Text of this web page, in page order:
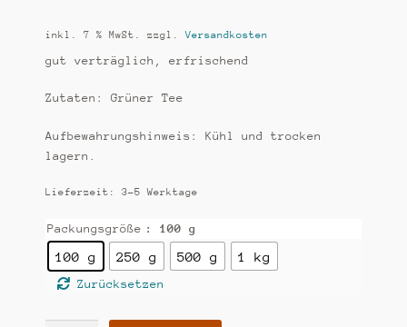
inkl. 7 % MwSt. zzgl.Versandkosten
gut verträglich, erfrischend
Zutaten: Grüner Tee
Aufbewahrungshinweis: Kühl und trocken
lagern.
Lieferzeit: 3-5 Werktage
Packungsgröße : 100 g
100 g 250 g 500 g 1 kg
Zurücksetzen